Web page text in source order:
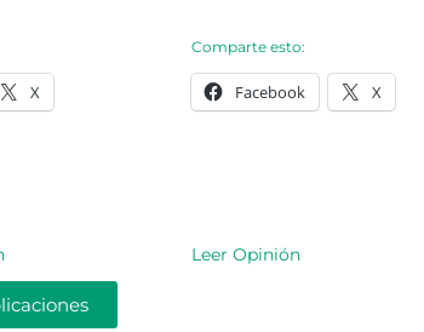
X
Comparte esto:
Facebook X
Leer Opinión